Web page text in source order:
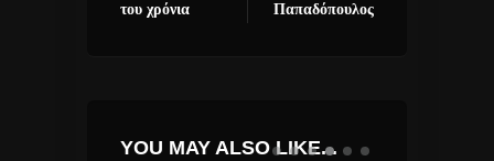
του χρόνια
Παπαδόπουλος
YOU MAY ALSO LIKE...